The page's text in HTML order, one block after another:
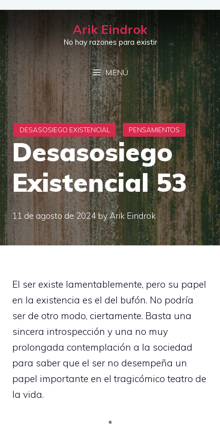
Saltar
contenido
Arik Eindrok
No hay razones para existir
MENÚ
Desasosiego
Existencial 53
11 de agosto de 2024byArik Eindrok
El ser existe lamentablemente, pero su papel
en la existencia es el del bufón. No podría
ser de otro modo, ciertamente. Basta una
sincera introspección y una no muy
prolongada contemplación a la sociedad
para saber que el ser no desempeña un
papel importante en el tragicómico teatro de
la vida.
*